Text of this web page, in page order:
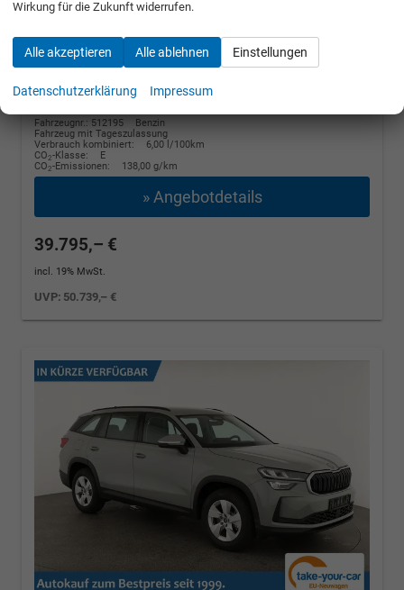
Winter, 4 J.- Garantie
110 kW (150 PS), Automatik, Frontantrieb
unverbindliche Lieferzeit:14 Tage
Graphite Grau Metallic
Fahrzeugnr.: 512195
Benzin
Fahrzeug mit Tageszulassung
Verbrauch kombiniert:
6,00 l/100km
CO2-Klasse:
E
CO2-Emissionen: 138,00 g/km
» Angebotdetails
39.795,– €
incl. 19% MwSt.
UVP: 50.739,– €
Wirkung für die Zukunft widerrufen.
Alle akzeptieren Alle ablehnen Einstellungen
Datenschutzerklärung Impressum